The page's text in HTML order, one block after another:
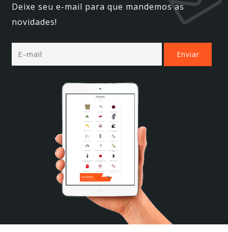
Deixe seu e-mail para que mandemos as
novidades!